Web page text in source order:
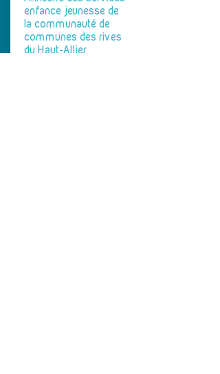
enfance jeunesse de
la communauté de
communes des rives
du Haut-Allier